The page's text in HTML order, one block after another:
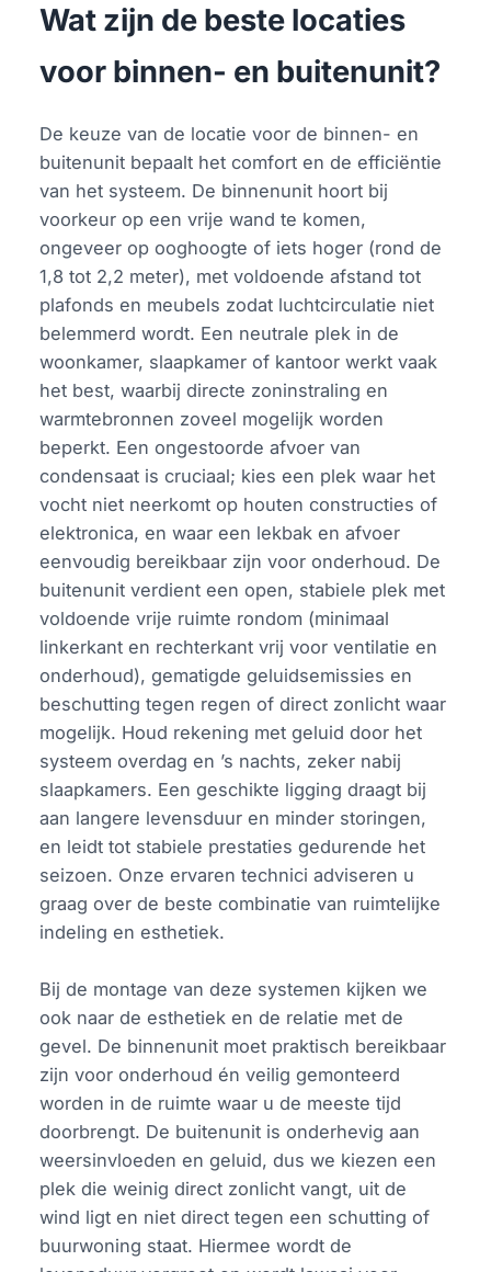
Wat zijn de beste locaties
voor binnen- en buitenunit?
De keuze van de locatie voor de binnen- en
buitenunit bepaalt het comfort en de efficiëntie
van het systeem. De binnenunit hoort bij
voorkeur op een vrije wand te komen,
ongeveer op ooghoogte of iets hoger (rond de
1,8 tot 2,2 meter), met voldoende afstand tot
plafonds en meubels zodat luchtcirculatie niet
belemmerd wordt. Een neutrale plek in de
woonkamer, slaapkamer of kantoor werkt vaak
het best, waarbij directe zoninstraling en
warmtebronnen zoveel mogelijk worden
beperkt. Een ongestoorde afvoer van
condensaat is cruciaal; kies een plek waar het
vocht niet neerkomt op houten constructies of
elektronica, en waar een lekbak en afvoer
eenvoudig bereikbaar zijn voor onderhoud. De
buitenunit verdient een open, stabiele plek met
voldoende vrije ruimte rondom (minimaal
linkerkant en rechterkant vrij voor ventilatie en
onderhoud), gematigde geluidsemissies en
beschutting tegen regen of direct zonlicht waar
mogelijk. Houd rekening met geluid door het
systeem overdag en ’s nachts, zeker nabij
slaapkamers. Een geschikte ligging draagt bij
aan langere levensduur en minder storingen,
en leidt tot stabiele prestaties gedurende het
seizoen. Onze ervaren technici adviseren u
graag over de beste combinatie van ruimtelijke
indeling en esthetiek.
Bij de montage van deze systemen kijken we
ook naar de esthetiek en de relatie met de
gevel. De binnenunit moet praktisch bereikbaar
zijn voor onderhoud én veilig gemonteerd
worden in de ruimte waar u de meeste tijd
doorbrengt. De buitenunit is onderhevig aan
weersinvloeden en geluid, dus we kiezen een
plek die weinig direct zonlicht vangt, uit de
wind ligt en niet direct tegen een schutting of
buurwoning staat. Hiermee wordt de